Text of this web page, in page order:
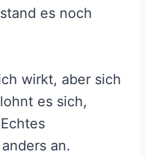
es noch
wirkt, aber sich
es sich,
an.